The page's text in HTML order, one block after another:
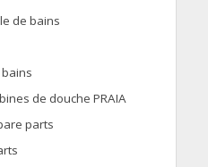
de bains
de douche PRAIA
parts